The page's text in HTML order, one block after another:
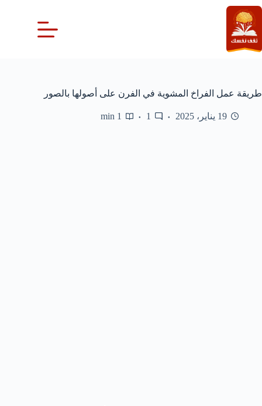
التجاوز
إلى
المحتوى
طريقة عمل الفراخ المشوية في الفرن على أصولها بالصور
19 يناير، 2025 1
1 min